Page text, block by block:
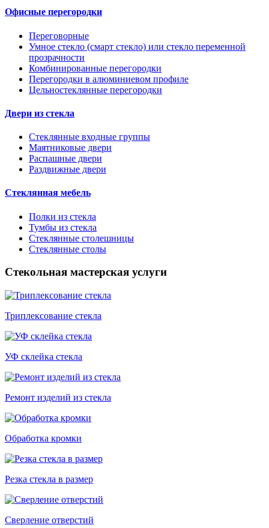
Офисные перегородки
Переговорные
Умное стекло (смарт стекло) или стекло переменной
прозрачности
Комбинированные перегородки
Перегородки в алюминиевом профиле
Цельностеклянные перегородки
Двери из стекла
Стеклянные входные группы
Маятниковые двери
Распашные двери
Раздвижные двери
Стеклянная мебель
Полки из стекла
Тумбы из стекла
Стеклянные столешницы
Стеклянные столы
Стекольная мастерская услуги
Триплексование стекла
УФ склейка стекла
Ремонт изделий из стекла
Обработка кромки
Резка стекла в размер
Сверление отверстий